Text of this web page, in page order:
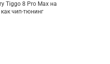
Tiggo 8 Pro Max на
чип-тюнинг